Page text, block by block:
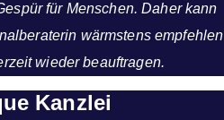
für Menschen. Daher kann
wärmstens empfehlen
wieder beauftragen.
Kanzlei